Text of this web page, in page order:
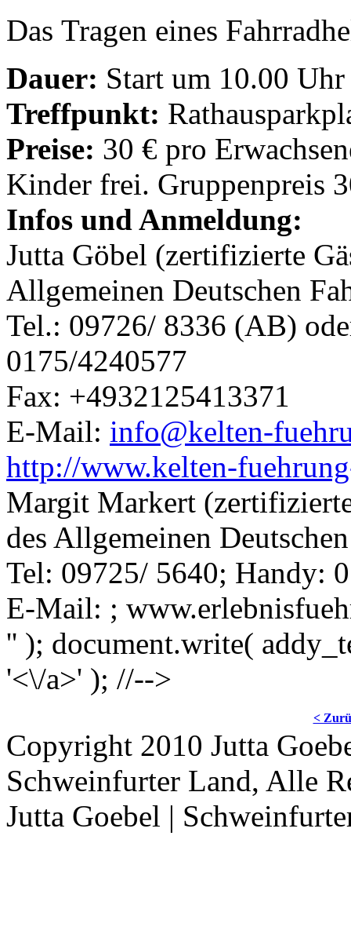
Das Tragen eines
Dauer: Start um 10.00
Treffpunkt:
Preise: 30 € pro
Kinder frei. Gruppenpreis
Infos und Anmeldung:
Jutta Göbel (zertifizierte
Allgemeinen Deutschen
Tel.: 09726/ 8336 (AB)
0175/4240577
Fax: +4932125413371
E-Mail: info@kelten-
http://www.kelten-
Margit Markert
des Allgemeinen
Tel: 09725/ 5640; Handy:
E-Mail: ;
'' ); document.write(
'<\/a>' ); //-->
<
Copyright 2010 Jutta
Schweinfurter Land, Alle
Jutta Goebel |